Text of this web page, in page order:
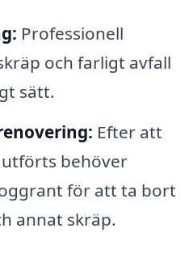
Professionell
och farligt avfall
sätt.
Efter att
behöver
för att ta bort
annat skräp.